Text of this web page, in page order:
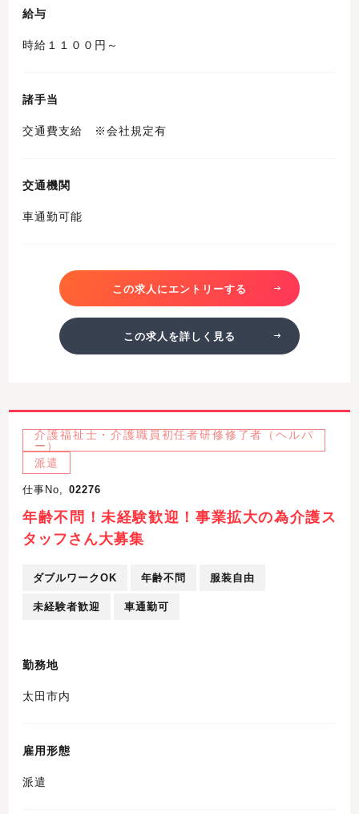
給与
時給１１００円～
諸手当
交通費支給 ※会社規定有
交通機関
車通勤可能
この求人にエントリーする
この求人を詳しく見る
介護福祉士・介護職員初任者研修修了者（ヘルパ
ー）
派遣
仕事No, 02276
年齢不問！未経験歓迎！事業拡大の為介護ス
タッフさん大募集
ダブルワークOK 年齢不問 服装自由
未経験者歓迎 車通勤可
勤務地
太田市内
雇用形態
派遣